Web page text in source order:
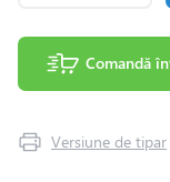
Comandă
Versiune de tipar